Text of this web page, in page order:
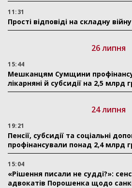
11:31
Прості відповіді на складну війну
26 липня
15:44
Мешканцям Сумщини
лікарняні й субсидії на 2,5 млрд
24 липня
19:21
Пенсії, субсидії та соціальні
профінансували понад 2,4 млрд
15:04
«Рішення писали не судді?»:
адвокатів Порошенка щодо